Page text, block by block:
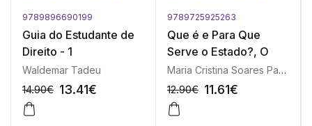
9789896690199
Guia do Estudante de
Direito - 1
Waldemar Tadeu
14.90€ 13.41€
9789725925263
Que é e Para Que
Serve o Estado?, O
Maria Cristina Soares Paniago | José Oscar Monteiro | Eneida Desiree Salgado | Jailane Pereira Silva
12.90€ 11.61€